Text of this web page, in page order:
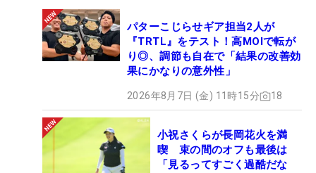
パターこじらせギア担当2人が
『TRTL』をテスト！高MOIで転が
り◎、調節も自在で「結果の改善効
果にかなりの意外性」
2026年8月7日 (金) 11時15分 18
小祝さくらが長岡花火を満
喫 束の間のオフも最後は
「見るってすごく過酷だな